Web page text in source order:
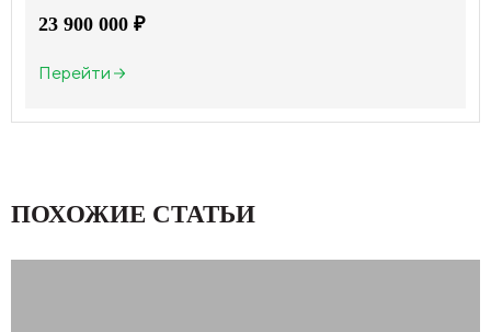
23 900 000 ₽
Перейти
ПОХОЖИЕ СТАТЬИ